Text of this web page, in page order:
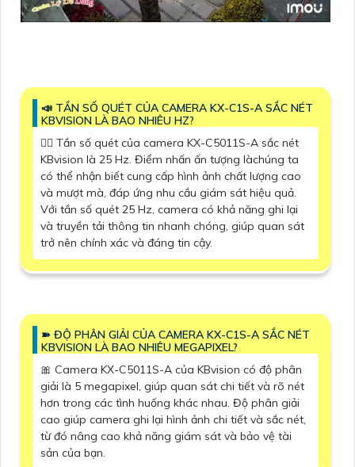
📣 TẦN SỐ QUÉT CỦA CAMERA KX-C1S-A SẮC NÉT
KBVISION LÀ BAO NHIÊU HZ?
🙆‍♀️ Tần số quét của camera KX-C5011S-A sắc nét
KBvision là 25 Hz. Điểm nhấn ấn tượng làchúng ta
có thể nhận biết cung cấp hình ảnh chất lượng cao
và mượt mà, đáp ứng nhu cầu giám sát hiệu quả.
Với tần số quét 25 Hz, camera có khả năng ghi lại
và truyền tải thông tin nhanh chóng, giúp quan sát
trở nên chính xác và đáng tin cậy.
➽ ĐỘ PHÂN GIẢI CỦA CAMERA KX-C1S-A SẮC NÉT
KBVISION LÀ BAO NHIÊU MEGAPIXEL?
🎀 Camera KX-C5011S-A của KBvision có độ phân
giải là 5 megapixel, giúp quan sát chi tiết và rõ nét
hơn trong các tình huống khác nhau. Độ phân giải
cao giúp camera ghi lại hình ảnh chi tiết và sắc nét,
từ đó nâng cao khả năng giám sát và bảo vệ tài
sản của bạn.